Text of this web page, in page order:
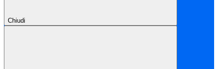
Chiudi